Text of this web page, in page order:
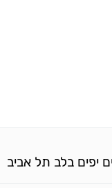
יפים בלב תל אביב